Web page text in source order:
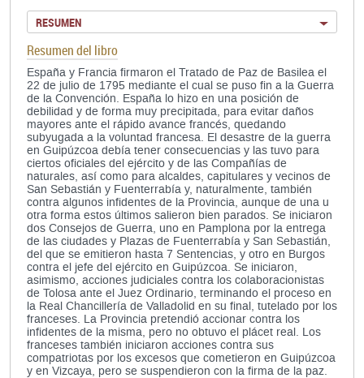
RESUMEN
Resumen del libro
España y Francia firmaron el Tratado de Paz de Basilea el
22 de julio de 1795 mediante el cual se puso fin a la Guerra
de la Convención. España lo hizo en una posición de
debilidad y de forma muy precipitada, para evitar daños
mayores ante el rápido avance francés, quedando
subyugada a la voluntad francesa. El desastre de la guerra
en Guipúzcoa debía tener consecuencias y las tuvo para
ciertos oficiales del ejército y de las Compañías de
naturales, así como para alcaldes, capitulares y vecinos de
San Sebastián y Fuenterrabía y, naturalmente, también
contra algunos infidentes de la Provincia, aunque de una u
otra forma estos últimos salieron bien parados. Se iniciaron
dos Consejos de Guerra, uno en Pamplona por la entrega
de las ciudades y Plazas de Fuenterrabía y San Sebastián,
del que se emitieron hasta 7 Sentencias, y otro en Burgos
contra el jefe del ejército en Guipúzcoa. Se iniciaron,
asimismo, acciones judiciales contra los colaboracionistas
de Tolosa ante el Juez Ordinario, terminando el proceso en
la Real Chancillería de Valladolid en su final, tutelado por los
franceses. La Provincia pretendió accionar contra los
infidentes de la misma, pero no obtuvo el plácet real. Los
franceses también iniciaron acciones contra sus
compatriotas por los excesos que cometieron en Guipúzcoa
y en Vizcaya, pero se suspendieron con la firma de la paz.